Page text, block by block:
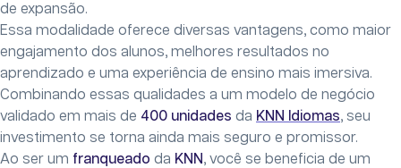
de expansão.
Essa modalidade oferece diversas vantagens, como maior
engajamento dos alunos, melhores resultados no
aprendizado e uma experiência de ensino mais imersiva.
Combinando essas qualidades a um modelo de negócio
validado em mais de 400 unidades da KNN Idiomas, seu
investimento se torna ainda mais seguro e promissor.
Ao ser um franqueado da KNN, você se beneficia de um